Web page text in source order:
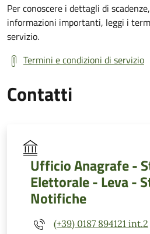
Per conoscere i dettagli di
informazioni importanti, leggi i
servizio.
Termini e condizioni di servizio
Contatti
Ufficio Anagrafe -
Elettorale - Leva -
Notifiche
(+39) 0187 894121 int.2